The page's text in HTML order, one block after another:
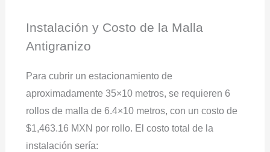
Instalación y Costo de la Malla
Antigranizo
Para cubrir un estacionamiento de
aproximadamente 35×10 metros, se requieren 6
rollos de malla de 6.4×10 metros, con un costo de
$1,463.16 MXN por rollo. El costo total de la
instalación sería: